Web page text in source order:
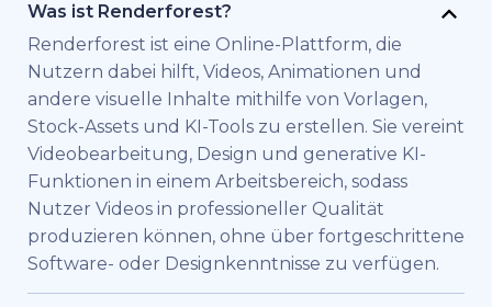
Was ist Renderforest?
Renderforest ist eine Online-Plattform, die
Nutzern dabei hilft, Videos, Animationen und
andere visuelle Inhalte mithilfe von Vorlagen,
Stock-Assets und KI-Tools zu erstellen. Sie vereint
Videobearbeitung, Design und generative KI-
Funktionen in einem Arbeitsbereich, sodass
Nutzer Videos in professioneller Qualität
produzieren können, ohne über fortgeschrittene
Software- oder Designkenntnisse zu verfügen.